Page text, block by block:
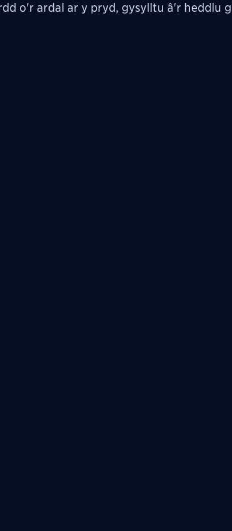
o'r ardal ar y pryd, gysylltu â'r heddlu